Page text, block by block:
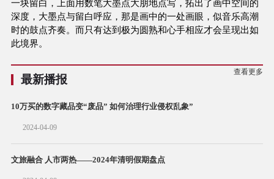
一块留白，上面用数笔大墨点大朋地点写，拓出了画中空间的
深度，大墨点与留白呼应，那是画中的一处画眼，似音乐高潮
时的鼓点齐奏。而只有达到极为圆熟和心手相应才会呈现出如
此境界。
最新播报
查看更多
10万买的数字藏品变“废品” 如何治理行业侵权乱象”
2024-04-09
文旅融合 人市两热——2024年清明假期盘点